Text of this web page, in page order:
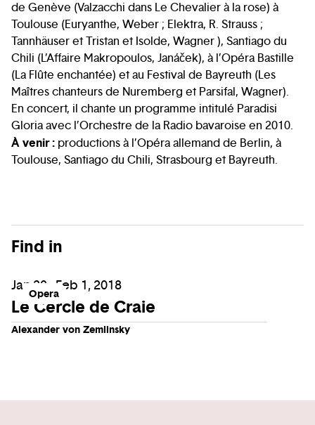
de Genève (Valzacchi dans Le Chevalier à la rose) à
Toulouse (Euryanthe, Weber ; Elektra, R. Strauss ;
Tannhäuser et Tristan et Isolde, Wagner ), Santiago du
Chili (L’Affaire Makropoulos, Janáček), à l’Opéra Bastille
(La Flûte enchantée) et au Festival de Bayreuth (Les
Maîtres chanteurs de Nuremberg et Parsifal, Wagner).
En concert, il chante un programme intitulé Paradisi
Gloria avec l’Orchestre de la Radio bavaroise en 2010.
À venir : productions à l’Opéra allemand de Berlin, à
Toulouse, Santiago du Chili, Strasbourg et Bayreuth.
Find in
Opera
Jan 20 - Feb 1, 2018
Le Cercle de Craie
Alexander von Zemlinsky